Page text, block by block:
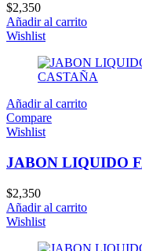
$2,350
Añadir al carrito
Wishlist
Añadir al carrito
Compare
Wishlist
JABON LIQUIDO
$2,350
Añadir al carrito
Wishlist